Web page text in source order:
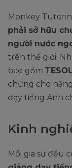
Monkey
phải sở hữu
người nước
trên thế giới.
bao gồm
chứng cho
dạy tiếng Anh
Kinh
Mỗi gia sư đều